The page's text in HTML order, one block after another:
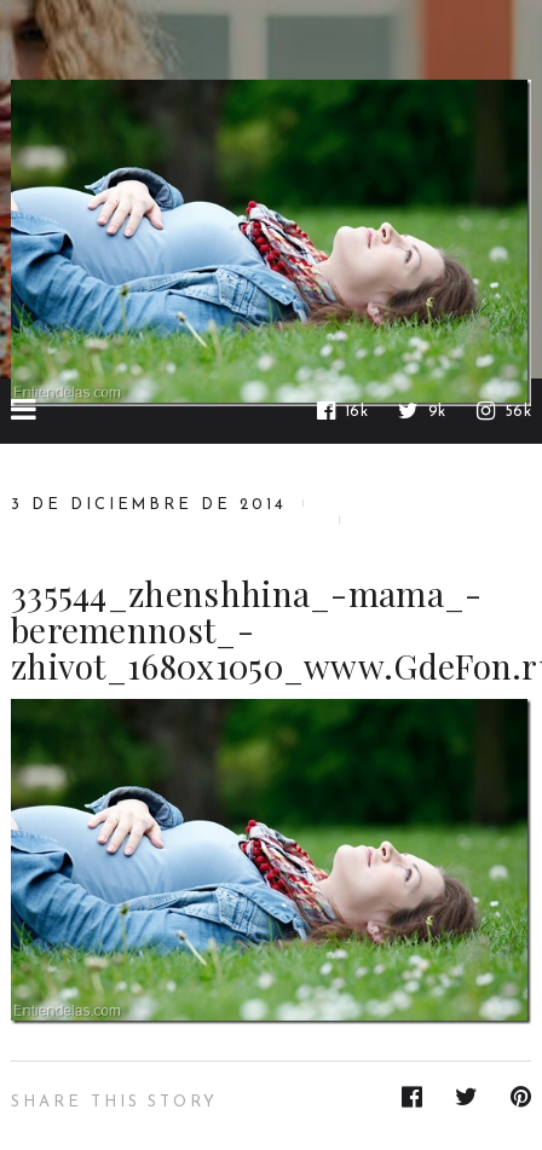
16k 9k 56k
3 DE DICIEMBRE DE 2014
335544_zhenshhina_-mama_-
beremennost_-
SHARE THIS STORY